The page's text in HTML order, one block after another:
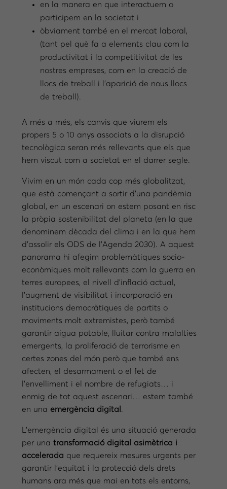
en la manera en que interactuem o
participem en la societat i
òbviament també en el mercat laboral,
(tant pel què fa a elements clau com la
productivitat i la competitivitat de les
nostres empreses, com en la creació de
llocs de treball i l’aparició de nous llocs
de treball).
A més a més, els canvis que viurem els
propers 5 o 10 anys associats a la disrupció
tecnològica seran més rellevants que els que
hem viscut com a societat en el darrer segle.
Vivim en un món cada cop més globalitzat,
que està començant a sortir d’una pandèmia
global, en un escenari on estem posant en risc
la pròpia sostenibilitat del planeta (en la que
denominem dècada del clima i en la que hem
d’assolir els ODS de l’Agenda 2030). A aquest
panorama hi afegim problemàtiques socio-
econòmiques molt rellevants com la guerra en
terres europees, el nivell d’inflació actual,
l’augment de visibilitat i incorporació en
institucions democràtiques de partits o
moviments molt extremistes, però també
garantir aigua potable, lluitar contra malalties
emergents, la proliferació de terrorisme en
certes zones del món però que també ens
afecten, el desarmament o el fet de
l’envelliment i el nombre de refugiats… i
enmig de tot aquest escenari… estem també
en una emergència digital
L’emergència digital és una situació generada
per unatransformació digital asimètrica i
accelerada que requereix mesures urgents per
garantir l’equitat i la protecció dels drets
humans ara més que mai en tots els entorns,